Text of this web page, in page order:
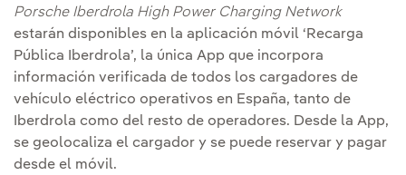
Porsche Iberdrola High Power Charging Network
estarán disponibles en la aplicación móvil ‘Recarga
Pública Iberdrola’, la única App que incorpora
información verificada de todos los cargadores de
vehículo eléctrico operativos en España, tanto de
Iberdrola como del resto de operadores. Desde la App,
se geolocaliza el cargador y se puede reservar y pagar
desde el móvil.